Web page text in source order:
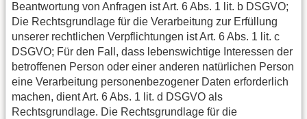
Beantwortung von Anfragen ist Art. 6 Abs. 1 lit. b DSGVO;
Die Rechtsgrundlage für die Verarbeitung zur Erfüllung
unserer rechtlichen Verpflichtungen ist Art. 6 Abs. 1 lit. c
DSGVO; Für den Fall, dass lebenswichtige Interessen der
betroffenen Person oder einer anderen natürlichen Person
eine Verarbeitung personenbezogener Daten erforderlich
machen, dient Art. 6 Abs. 1 lit. d DSGVO als
Rechtsgrundlage. Die Rechtsgrundlage für die